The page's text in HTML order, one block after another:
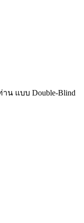
น แบบ Double-Blind